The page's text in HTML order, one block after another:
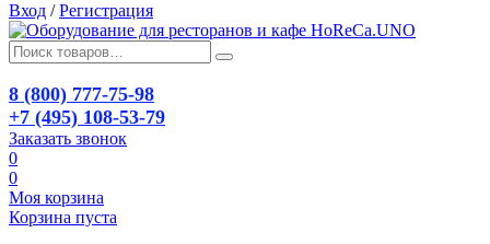
Вход / Регистрация
8 (800) 777-75-98
+7 (495) 108-53-79
Заказать звонок
0
0
Моя корзина
Корзина пуста